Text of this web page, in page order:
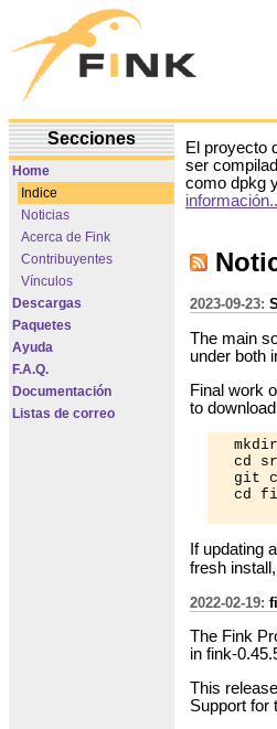
Secciones
Home
Indice
Noticias
Acerca de Fink
Contribuyentes
Vínculos
Descargas
Paquetes
Ayuda
F.A.Q.
Documentación
Listas de correo
El proyecto
ser
como dpkg
2023-09-23:
The main
under both
Final work
to
cd
git
cd
If updating
fresh
2022-02-19:
The Fink
in fink-
This
Support for